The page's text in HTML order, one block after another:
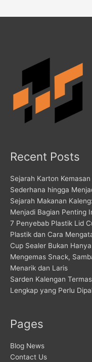
Recent Posts
Sejarah Karton
Sederhana hingga
Sejarah Makanan
Menjadi Bagian Penting
7 Penyebab Plastik Lid
Plastik dan Cara
Cup Sealer Bukan
Mengemas Snack,
Menarik dan Laris
Sarden Kalengan
Lengkap yang Perlu
Pages
Blog News
Contact Us